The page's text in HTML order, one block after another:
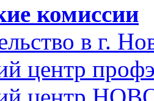
комиссии
в г.
центр